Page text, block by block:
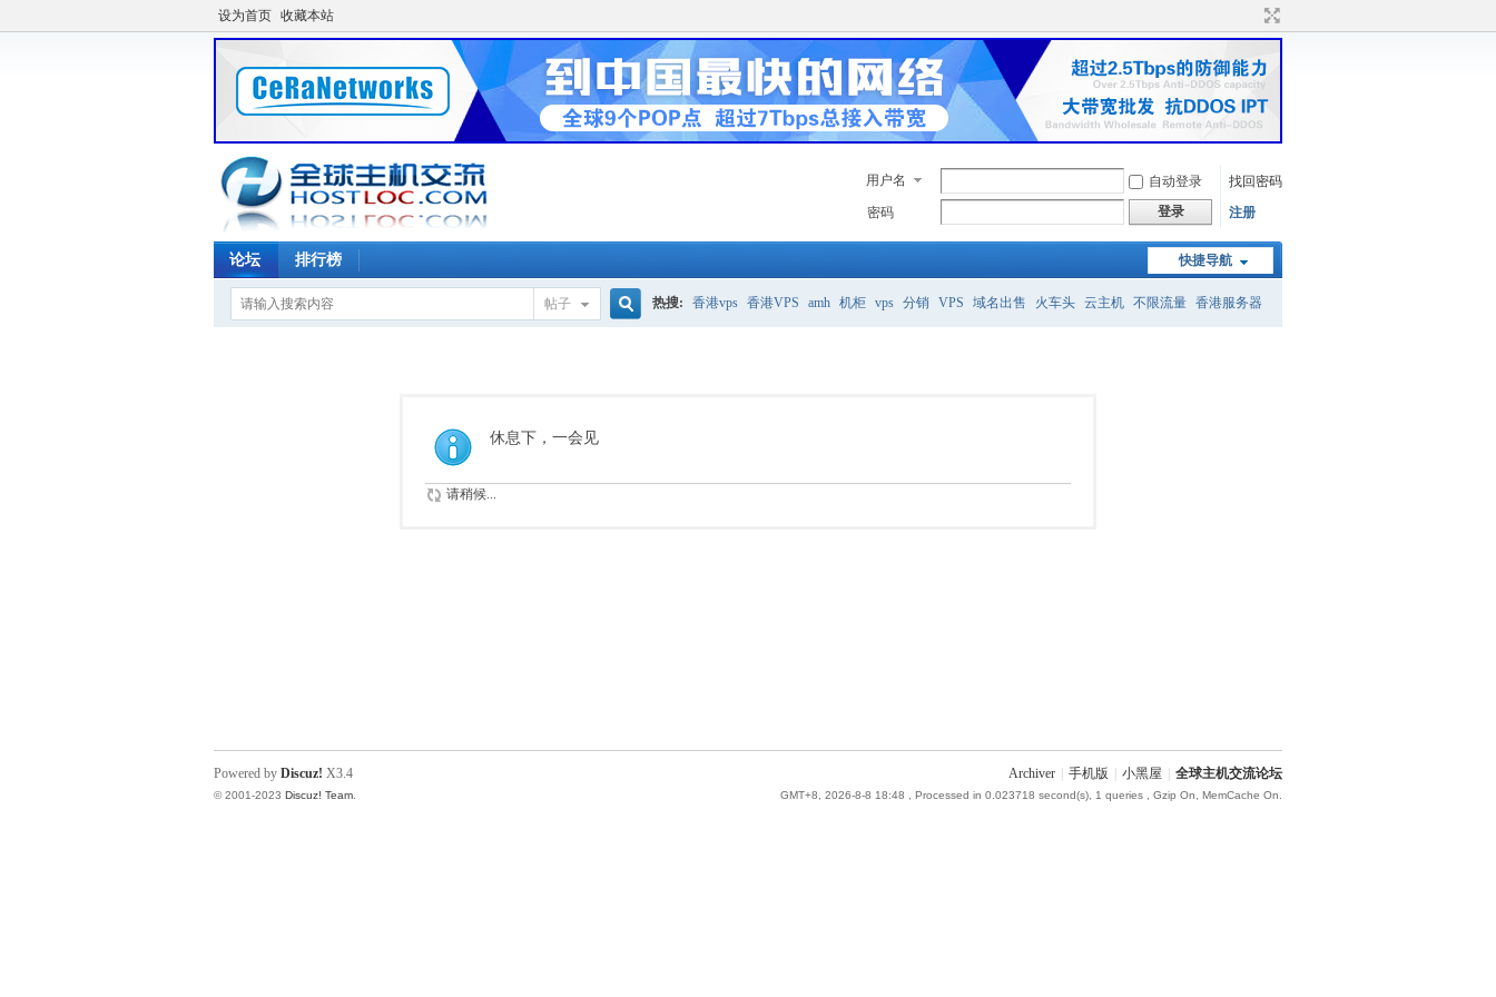
设为首页 收藏本站
用户名 自动登录
找回密码
密码
登录 注册
快捷导航
论坛 排行榜
帖子 热搜: 香港vps 香港VPS amh 机柜 vps 分销 VPS 域名出售 火车头 云主机 不限流量 香港服务器
休息下，一会见
请稍候...
Archiver 手机版 小黑屋 全球主机交流论坛
GMT+8, 2026-8-8 18:48 , Processed in 0.023718 second(s), 1 queries , Gzip On, MemCache On.
Powered by Discuz! X3.4
© 2001-2023 Discuz! Team